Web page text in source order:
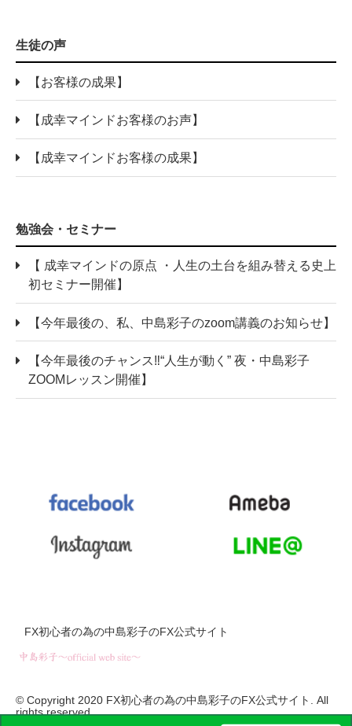
生徒の声
【お客様の成果】
【成幸マインドお客様のお声】
【成幸マインドお客様の成果】
勉強会・セミナー
【 成幸マインドの原点 ・人生の土台を組み替える史上
初セミナー開催】
【今年最後の、私、中島彩子のzoom講義のお知らせ】
【今年最後のチャンス‼“人生が動く” 夜・中島彩子
ZOOMレッスン開催】
FX初心者の為の中島彩子のFX公式サイト
© Copyright 2020 FX初心者の為の中島彩子のFX公式サイト. All
rights reserved.